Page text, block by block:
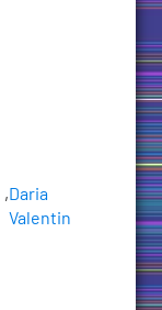
,Daria
Valentin